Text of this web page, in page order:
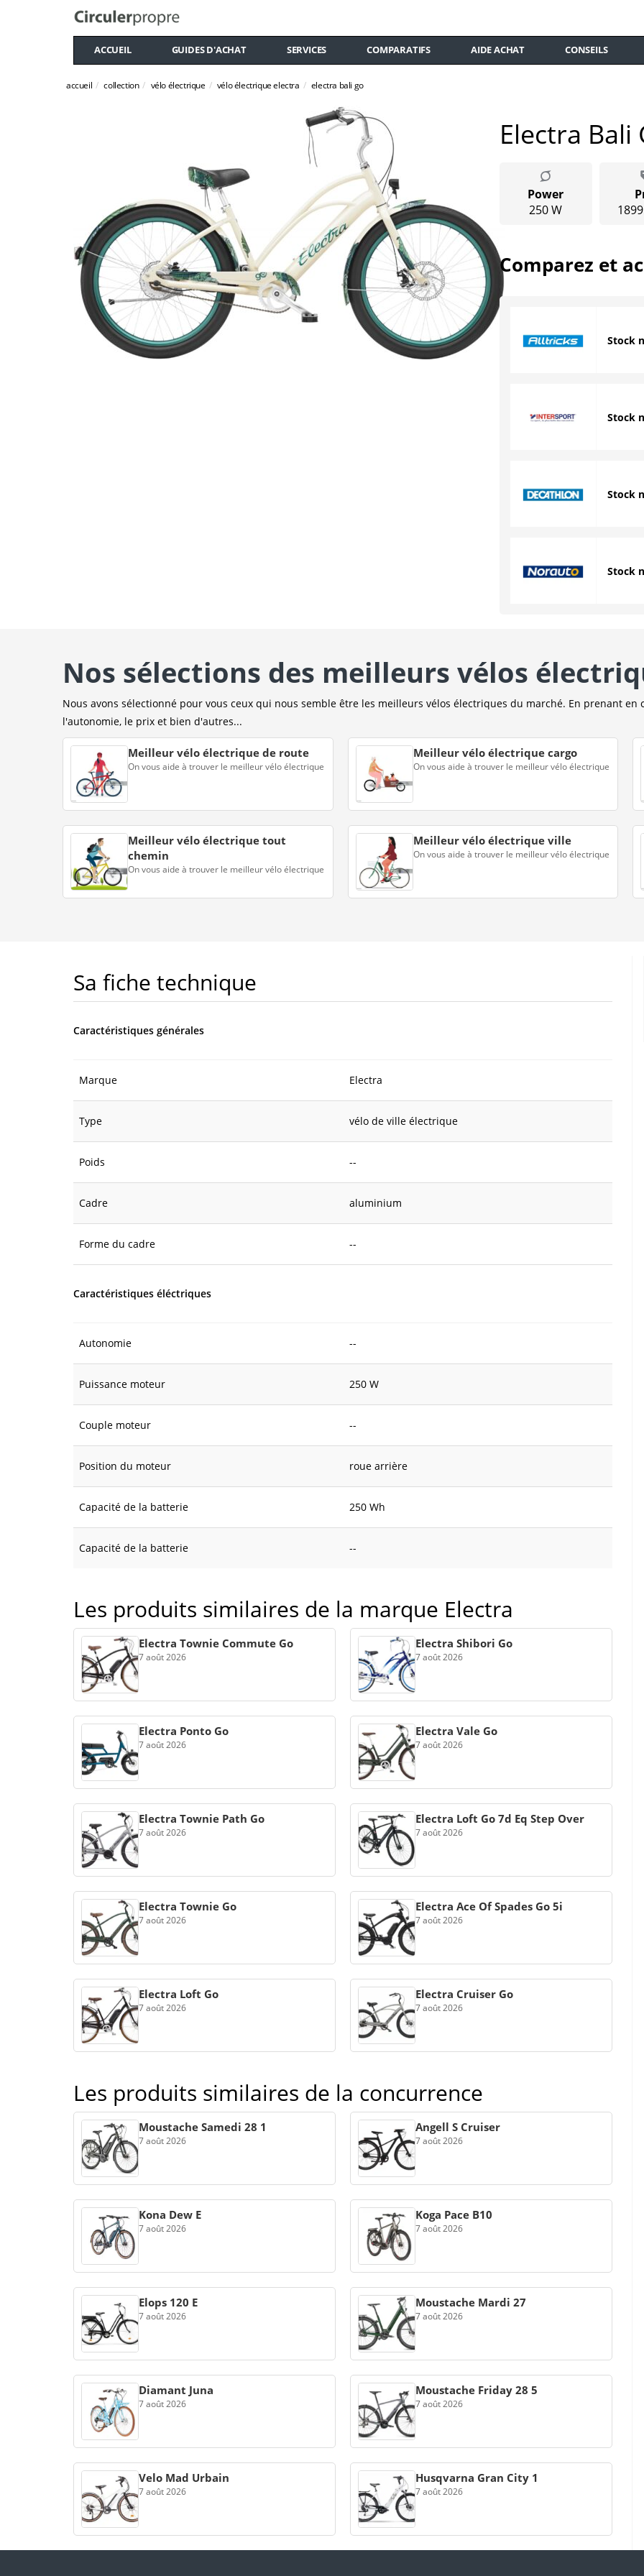
ACCUEIL GUIDES D'ACHAT SERVICES COMPARATIFS AIDE ACHAT CONSEILS
accueil collection vélo électrique vélo électrique electra electra bali go
Electra Bali
Power
250 W
Comparez et
Stock
Stock
Stock
Stock
Nos sélections des meilleurs vélos
Nous avons sélectionné pour vous ceux qui nous semble être les meilleurs vélos électriques du marché. En prenant
l'autonomie, le prix et bien d'autres...
Meilleur vélo électrique de route
On vous aide à trouver le meilleur vélo électrique
Meilleur vélo électrique cargo
On vous aide à trouver le meilleur vélo électrique
Meilleur vélo électrique tout
chemin
On vous aide à trouver le meilleur vélo électrique
Meilleur vélo électrique ville
On vous aide à trouver le meilleur vélo électrique
Sa fiche technique
Caractéristiques générales
Marque Electra
Type vélo de ville électrique
Poids --
Cadre aluminium
Forme du cadre --
Caractéristiques éléctriques
Autonomie --
Puissance moteur 250 W
Couple moteur --
Position du moteur roue arrière
Capacité de la batterie 250 Wh
Capacité de la batterie --
Les produits similaires de la marque Electra
Electra Townie Commute Go
7 août 2026
Electra Shibori Go
7 août 2026
Electra Ponto Go
7 août 2026
Electra Vale Go
7 août 2026
Electra Townie Path Go
7 août 2026
Electra Loft Go 7d Eq Step Over
7 août 2026
Electra Townie Go
7 août 2026
Electra Ace Of Spades Go 5i
7 août 2026
Electra Loft Go
7 août 2026
Electra Cruiser Go
7 août 2026
Les produits similaires de la concurrence
Moustache Samedi 28 1
7 août 2026
Angell S Cruiser
7 août 2026
Kona Dew E
7 août 2026
Koga Pace B10
7 août 2026
Elops 120 E
7 août 2026
Moustache Mardi 27
7 août 2026
Diamant Juna
7 août 2026
Moustache Friday 28 5
7 août 2026
Velo Mad Urbain
7 août 2026
Husqvarna Gran City 1
7 août 2026